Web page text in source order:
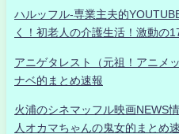
ハルッフル-専業主夫的
く！初老人の介護生活！激動の
アニゲタレスト（元祖！アニメ
ナベ的まとめ速報
火浦のシネマッフル映画NEWS
人オカマちゃんの鬼女的まとめ